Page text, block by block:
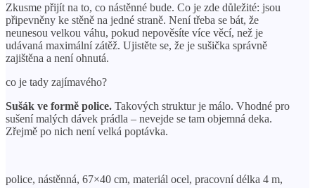
Zkusme přijít na to, co nástěnné bude. Co je zde důležité: jsou
připevněny ke stěně na jedné straně. Není třeba se bát, že
neunesou velkou váhu, pokud nepověsíte více věcí, než je
udávaná maximální zátěž. Ujistěte se, že je sušička správně
zajištěna a není ohnutá.
co je tady zajímavého?
Sušák ve formě police. Takových struktur je málo. Vhodné pro
sušení malých dávek prádla – nevejde se tam objemná deka.
Zřejmě po nich není velká poptávka.
police, nástěnná, 67×40 cm, materiál ocel, pracovní délka 4 m,